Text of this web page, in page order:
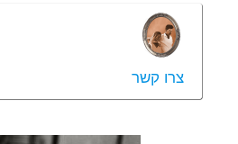
צרו קשר